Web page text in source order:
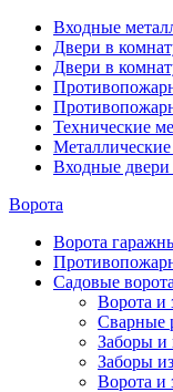
Входные
Двери в
Двери в
Технические
Входные двери
Ворота
Ворота
Садовые
Ворота и
Сварные
Заборы и
Заборы
Ворота и